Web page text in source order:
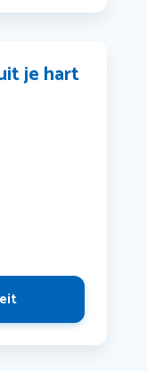
je hart